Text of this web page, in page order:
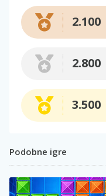
2.100
2.800
3.500
Podobne igre